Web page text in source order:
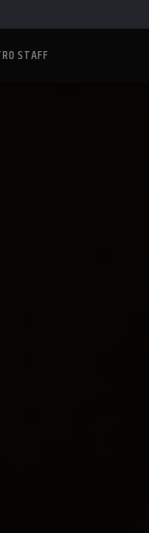
STAFF